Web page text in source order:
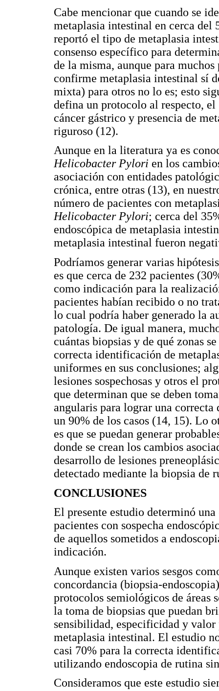
Cabe mencionar que cuando se
metaplasia intestinal en cerca del
reportó el tipo de metaplasia
consenso específico para
de la misma, aunque para
confirme metaplasia intestinal sí
mixta) para otros no lo es; esto
defina un protocolo al respecto,
cáncer gástrico y presencia de
riguroso (12).
Aunque en la literatura ya es
Helicobacter Pylori en los
asociación con entidades
crónica, entre otras (13), en
número de pacientes con
Helicobacter Pylori; cerca del
endoscópica de metaplasia
metaplasia intestinal fueron
Podríamos generar varias
es que cerca de 232 pacientes
como indicación para la
pacientes habían recibido o no
lo cual podría haber generado la
patología. De igual manera,
cuántas biopsias y de qué zonas
correcta identificación de
uniformes en sus conclusiones;
lesiones sospechosas y otros el
que determinan que se deben
angularis para lograr una
un 90% de los casos (14, 15). Lo
es que se puedan generar
donde se crean los cambios
desarrollo de lesiones
detectado mediante la biopsia de
CONCLUSIONES
El presente estudio determinó
pacientes con sospecha
de aquellos sometidos a
indicación.
Aunque existen varios sesgos
concordancia (biopsia-
protocolos semiológicos de áreas
la toma de biopsias que puedan
sensibilidad, especificidad y
metaplasia intestinal. El estudio
casi 70% para la correcta
utilizando endoscopia de rutina
Consideramos que este estudio